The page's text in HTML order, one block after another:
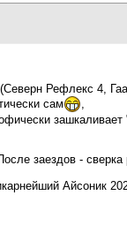
Рефлекс 4,
сам
зашкаливает
заездов - сверка
Айсоник